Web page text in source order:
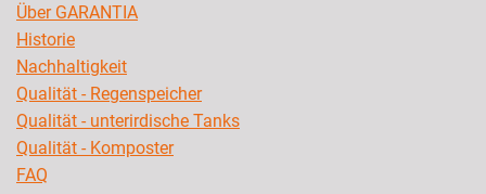
Über GARANTIA
Historie
Nachhaltigkeit
Qualität - Regenspeicher
Qualität - unterirdische Tanks
Qualität - Komposter
FAQ